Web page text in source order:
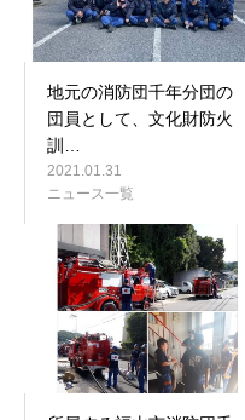
地元の消防団千年分団の
団員として、文化財防火
訓…
2021.01.31
ニュース一覧